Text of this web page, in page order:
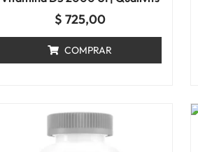
$ 725,00
COMPRAR